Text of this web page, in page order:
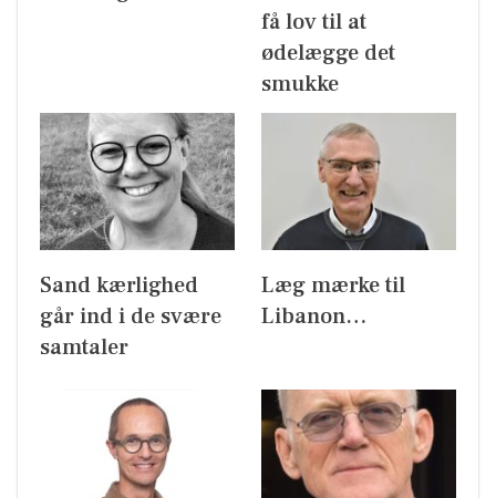
få lov til at
ødelægge det
smukke
Sand kærlighed
går ind i de svære
samtaler
Læg mærke til
Libanon…